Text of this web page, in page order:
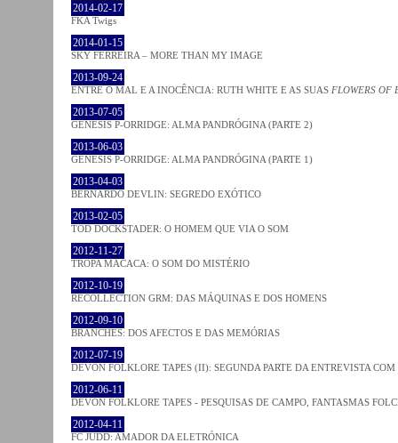
2014-02-17
FKA Twigs
2014-01-15
SKY FERREIRA – MORE THAN MY IMAGE
2013-09-24
ENTRE O MAL E A INOCÊNCIA: RUTH WHITE E AS SUAS FLOWERS OF
2013-07-05
GENESIS P-ORRIDGE: ALMA PANDRÓGINA (PARTE 2)
2013-06-03
GENESIS P-ORRIDGE: ALMA PANDRÓGINA (PARTE 1)
2013-04-03
BERNARDO DEVLIN: SEGREDO EXÓTICO
2013-02-05
TOD DOCKSTADER: O HOMEM QUE VIA O SOM
2012-11-27
TROPA MACACA: O SOM DO MISTÉRIO
2012-10-19
RECOLLECTION GRM: DAS MÁQUINAS E DOS HOMENS
2012-09-10
BRANCHES: DOS AFECTOS E DAS MEMÓRIAS
2012-07-19
DEVON FOLKLORE TAPES (II): SEGUNDA PARTE DA ENTREVISTA
2012-06-11
DEVON FOLKLORE TAPES - PESQUISAS DE CAMPO, FANTASMAS
2012-04-11
FC JUDD: AMADOR DA ELETRÓNICA